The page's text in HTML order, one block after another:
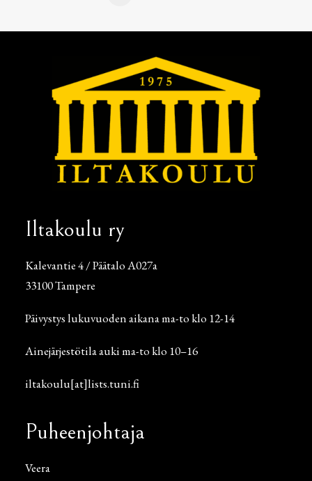
Iltakoulu ry
Kalevantie 4 / Päätalo A027a
33100 Tampere
Päivystys lukuvuoden aikana ma-to klo 12-14
Ainejärjestötila auki ma-to klo 10–16
iltakoulu[at]lists.tuni.fi
Puheenjohtaja
Veera